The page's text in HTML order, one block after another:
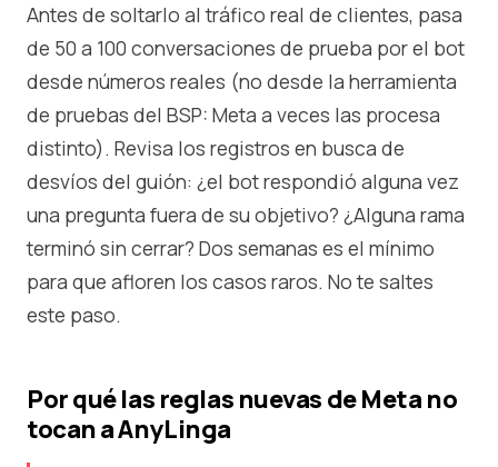
Antes de soltarlo al tráfico real de clientes, pasa
de 50 a 100 conversaciones de prueba por el bot
desde números reales (no desde la herramienta
de pruebas del BSP: Meta a veces las procesa
distinto). Revisa los registros en busca de
desvíos del guión: ¿el bot respondió alguna vez
una pregunta fuera de su objetivo? ¿Alguna rama
terminó sin cerrar? Dos semanas es el mínimo
para que afloren los casos raros. No te saltes
este paso.
Por qué las reglas nuevas de Meta no
tocan a AnyLinga